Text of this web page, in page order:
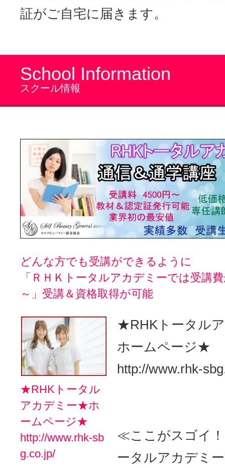
証がご自宅に届きます。
School Information
スクール情報
どんな方でも受講ができるように
「ＲＨＫトータルアカデミーでは受講
～」受講＆資格取得が可能
★RHKトータル
アカデミー★ホ
ームページ★
http://www.rhk-sb
g.co.jp/
★RHKトータル
ホームページ★
http://www.rhk-
≪ここがスゴイ
ータルアカデミ